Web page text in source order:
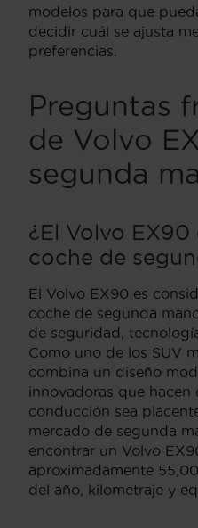
modelos para que
decidir cuál se ajusta
preferencias.
Preguntas
de Volvo
segunda
¿El Volvo EX90
coche de
El Volvo EX90 es
coche de segunda
de seguridad,
Como uno de los SUV
combina un diseño
innovadoras que hacen
conducción sea
mercado de segunda
encontrar un Volvo
aproximadamente
del año, kilometraje y